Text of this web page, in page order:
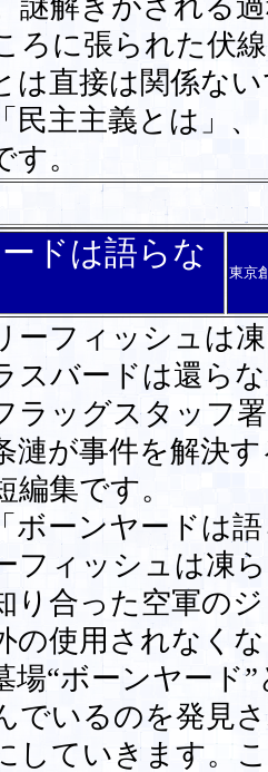
謎解きがされる
ろに張られた伏
直接は関係な
民主主義とは」
。
ドは語らな
東京
フィッシュは
スバードは還ら
ラッグスタッフ
漣が事件を解決
編集です。
ーンヤードは
フィッシュは凍
り合った空軍の
の使用されなく
場“ボーンヤード
でいるのを発見
していきます。